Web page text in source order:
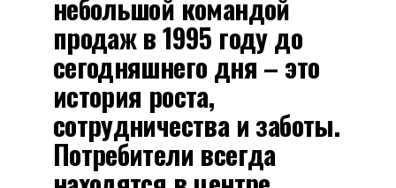
небольшой командой
продаж в 1995 году до
сегодняшнего дня – это
история роста,
сотрудничества и заботы.
Потребители всегда